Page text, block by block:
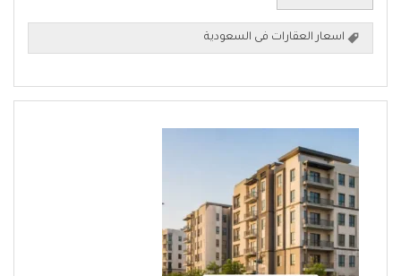
اسعار العقارات فى السعودية